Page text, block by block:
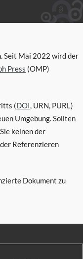
Seit Mai 2022 wird der
Press (OMP)
(DOI, URN, PURL)
Umgebung. Sollten
keinen der
Referenzieren
Dokument zu